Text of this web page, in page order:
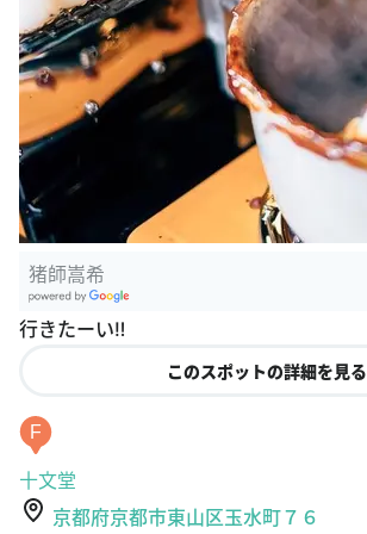
猪師嵩希
oogle Plac
行きたーい‼︎
このスポットの詳細を見る
F
十文堂
京都府京都市東山区玉水町７６